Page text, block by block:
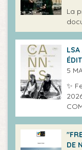
La
LSA
5
✨
DE